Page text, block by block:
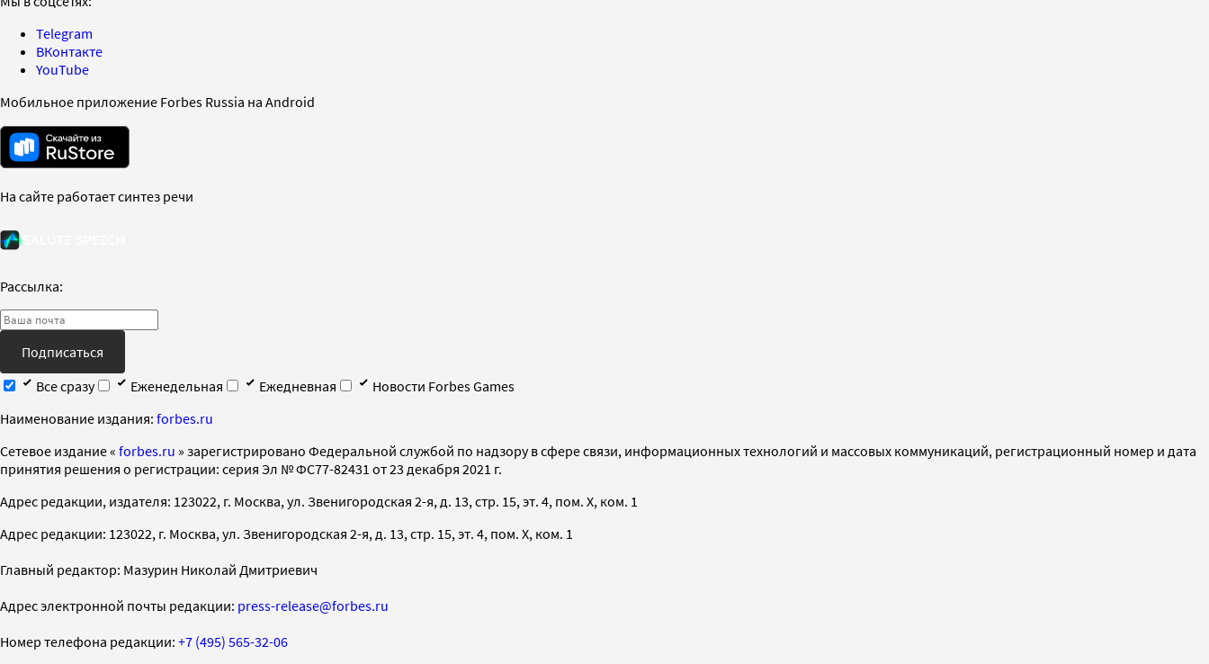
Telegram
ВКонтакте
YouTube
Мобильное приложение Forbes Russia на Android
На сайте работает синтез речи
Рассылка:
Подписаться
Все сразу
Еженедельная Ежедневная
Новости Forbes Games
Наименование издания: forbes.ru
Cетевое издание « forbes.ru » зарегистрировано Федеральной службой по надзору в сфере связи, информационных технологий и массовых коммуникаций, регистрационный номер и дата
принятия решения о регистрации: серия Эл № ФС77-82431 от 23 декабря 2021 г.
Адрес редакции, издателя: 123022, г. Москва, ул. Звенигородская 2-я, д. 13, стр. 15, эт. 4, пом. X, ком. 1
Адрес редакции: 123022, г. Москва, ул. Звенигородская 2-я, д. 13, стр. 15, эт. 4, пом. X, ком. 1
Главный редактор: Мазурин Николай Дмитриевич
Адрес электронной почты редакции: press-release@forbes.ru
Номер телефона редакции: +7 (495) 565-32-06